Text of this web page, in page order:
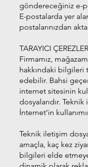
göndereceğiniz e-
E-postalarda yer
postalarınızdan
TARAYICI
Firmamız,
hakkındaki bilgileri
edebilir. Bahsi
internet sitesinin
dosyalarıdır.
İnternet'in
Teknik iletişim
amaçla, kaç kez
bilgileri elde etmeye